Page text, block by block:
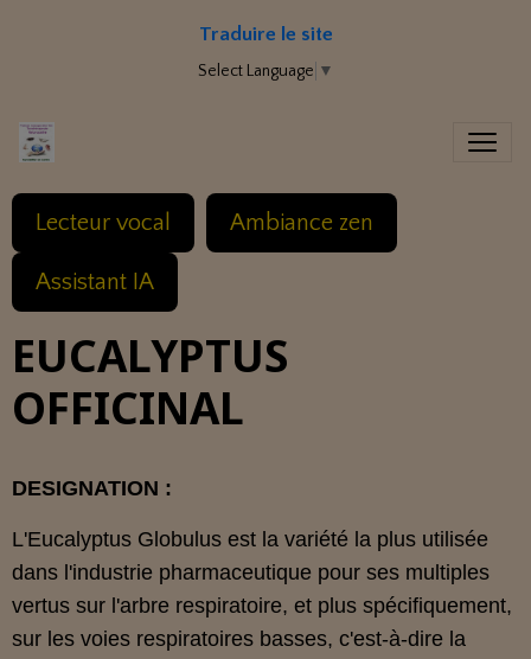
Traduire le site
Select Language ▼
Lecteur vocal Ambiance zen
Assistant IA
EUCALYPTUS
OFFICINAL
DESIGNATION :
L'Eucalyptus Globulus est la variété la plus utilisée
dans l'industrie pharmaceutique pour ses multiples
vertus sur l'arbre respiratoire, et plus spécifiquement,
sur les voies respiratoires basses, c'est-à-dire la